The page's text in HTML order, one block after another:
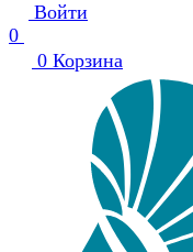
Войти
0
0 Корзина